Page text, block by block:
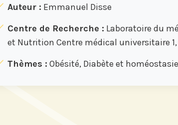
Auteur : Emmanuel Disse
Centre de Recherche : Laboratoire du
et Nutrition Centre médical universitaire 1,
Thèmes : Obésité, Diabète et